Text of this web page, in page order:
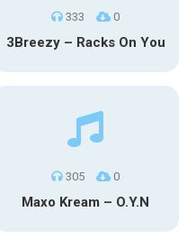
333 0
3Breezy – Racks On You
305 0
Maxo Kream – O.Y.N